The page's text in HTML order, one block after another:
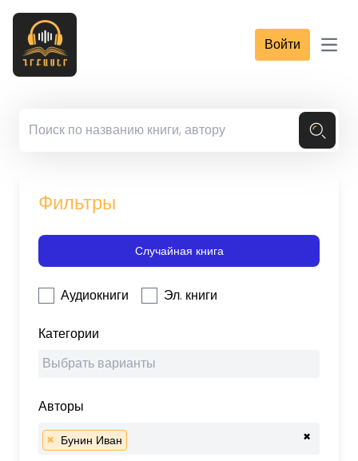
Войти
Фильтры
Случайная книга
Аудиокниги Эл. книги
Категории
Авторы
×
× Бунин Иван